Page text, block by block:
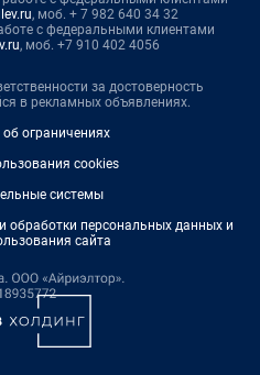
, моб. + 7 982 640 34 32
с федеральными клиентами
, моб. +7 910 402 4056
за достоверность
в рекламных объявлениях.
ограничениях
cookies
системы
обработки персональных данных и
сайта